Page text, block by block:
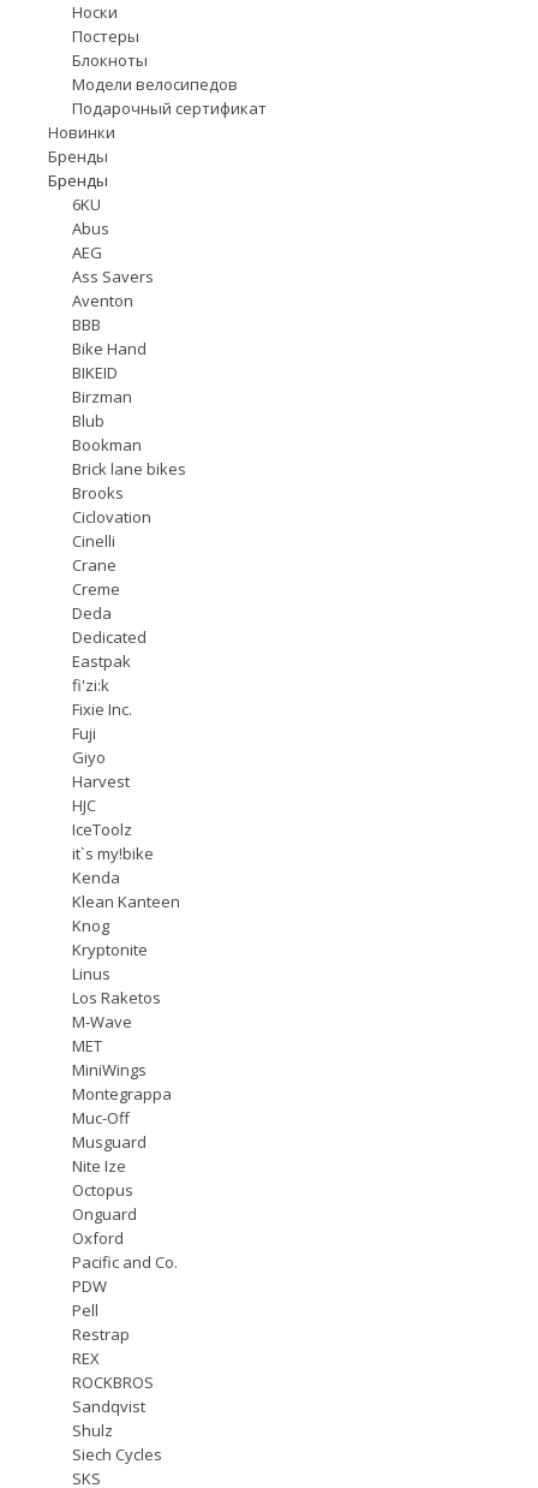
Носки
Постеры
Блокноты
Модели велосипедов
Подарочный сертификат
Новинки
Бренды
Бренды
6KU
Abus
AEG
Ass Savers
Aventon
BBB
Bike Hand
BIKEID
Birzman
Blub
Bookman
Brick lane bikes
Brooks
Ciclovation
Cinelli
Crane
Creme
Deda
Dedicated
Eastpak
fi'zi:k
Fixie Inc.
Fuji
Giyo
Harvest
HJC
IceToolz
it`s my!bike
Kenda
Klean Kanteen
Knog
Kryptonite
Linus
Los Raketos
M-Wave
MET
MiniWings
Montegrappa
Muc-Off
Musguard
Nite Ize
Octopus
Onguard
Oxford
Pacific and Co.
PDW
Pell
Restrap
REX
ROCKBROS
Sandqvist
Shulz
Siech Cycles
SKS